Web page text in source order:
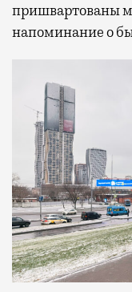
пришвартованы
напоминание о